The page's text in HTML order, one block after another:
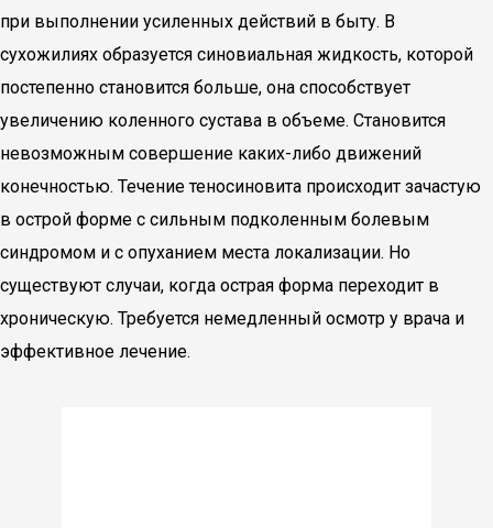
при выполнении усиленных действий в быту. В
сухожилиях образуется синовиальная жидкость, которой
постепенно становится больше, она способствует
увеличению коленного сустава в объеме. Становится
невозможным совершение каких-либо движений
конечностью. Течение теносиновита происходит зачастую
в острой форме с сильным подколенным болевым
синдромом и с опуханием места локализации. Но
существуют случаи, когда острая форма переходит в
хроническую. Требуется немедленный осмотр у врача и
эффективное лечение.